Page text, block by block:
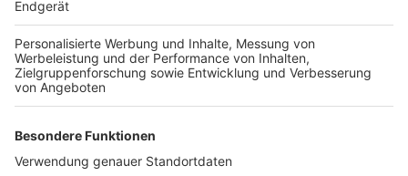
worden sei. Der Unfall habe sich am Mittwochabend
ereignet. Der Brite erlitt schwere Kopfverletzungen.
Zeugen zufolge sei die Fußgängerampel rot gewesen,
als es zum Unfall kam. Inzwischen sei der 68-Jährige
außer Lebensgefahr, hieß es.
Anzeige